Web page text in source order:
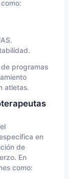
programas
atletas.
en
de
En
como: